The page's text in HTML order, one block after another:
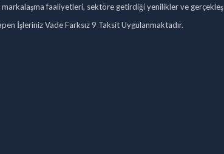
markalaşma faaliyetleri, sektöre getirdiği yenilikler ve
İşleriniz Vade Farksız 9 Taksit Uygulanmaktadır.